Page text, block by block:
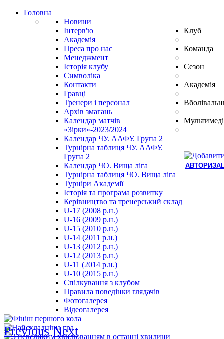
Головна
Новини
Інтерв'ю
Академія
Преса про нас
Клуб
Менеджмент
Історія клубу
Символіка
Контакти
Команда
Гравці
Тренери і персонал
Архів змагань
Сезон
Календар матчів
«Зірки»-2023/2024
Календар ЧУ. ААФУ. Група 2
Турнірна таблиця ЧУ. ААФУ.
Група 2
Календар ЧО. Вища ліга
Турнірна таблиця ЧО. Вища ліга
Академія
Турніри Академії
Історія та програма розвитку
Керівництво та тренерський склад
U-17 (2008 р.н.)
U-16 (2009 р.н.)
U-15 (2010 р.н.)
U-14 (2011 р.н.)
U-13 (2012 р.н.)
U-12 (2013 р.н.)
U-11 (2014 р.н.)
U-10 (2015 р.н.)
Спілкування з клубом
Правила поведінки глядачів
Фотогалерея
Відеогалерея
Previous Next